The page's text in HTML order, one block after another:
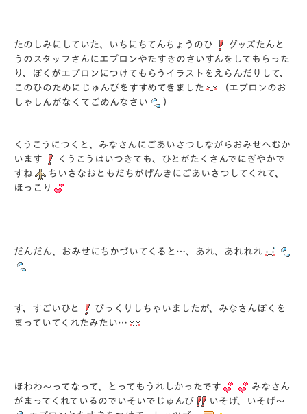
たのしみにしていた、いちにちてんちょうのひ
グッズたんと
うのスタッフさんにエプロンやたすきのさいすんをしてもらった
り、ぼくがエプロンにつけてもらうイラストをえらんだりして、
このひのためにじゅんびをすすめてきました
（エプロンのお
しゃしんがなくてごめんなさい
）
くうこうにつくと、みなさんにごあいさつしながらおみせへむか
います
くうこうはいつきても、ひとがたくさんでにぎやかで
すね
ちいさなおともだちがげんきにごあいさつしてくれて、
ほっこり
だんだん、おみせにちかづいてくると…、あれ、あれれれ
す、すごいひと
びっくりしちゃいましたが、みなさんぼくを
まっていてくれたみたい…
ほわわ～ってなって、とってもうれしかったです
みなさん
がまってくれているのでいそいでじゅんび
いそげ、いそげ～